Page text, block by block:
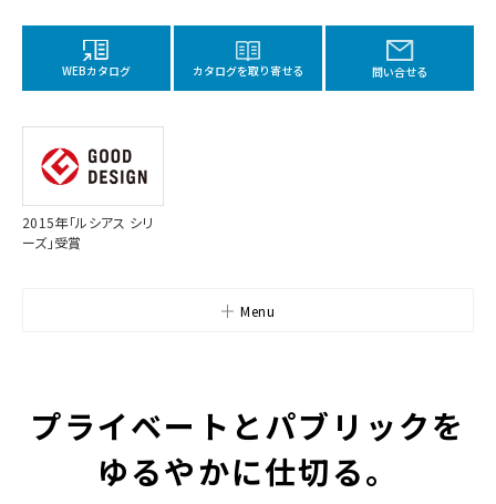
WEBカタログ カタログを取り寄せる 問い合せる
2015年「ルシアス シリ
ーズ」受賞
Menu
プライベートとパブリックを
ゆるやかに仕切る。